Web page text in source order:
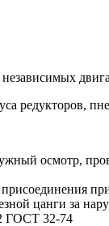
осмотр,
цанги за
ГОСТ 32-74